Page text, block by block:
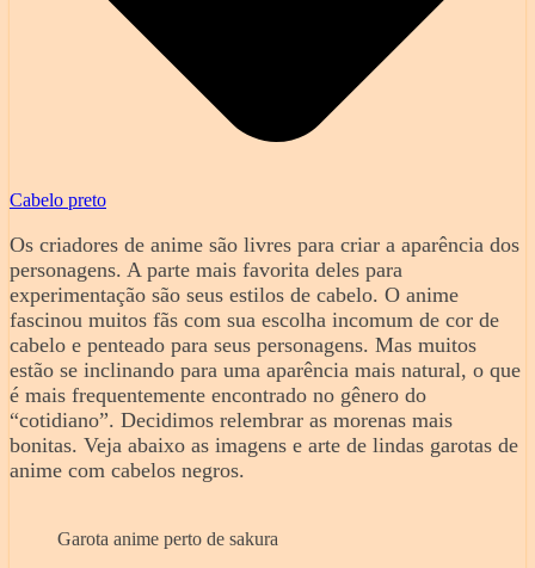
Cabelo preto
Os criadores de anime são livres para criar a aparência dos
personagens. A parte mais favorita deles para
experimentação são seus estilos de cabelo. O anime
fascinou muitos fãs com sua escolha incomum de cor de
cabelo e penteado para seus personagens. Mas muitos
estão se inclinando para uma aparência mais natural, o que
é mais frequentemente encontrado no gênero do
“cotidiano”. Decidimos relembrar as morenas mais
bonitas. Veja abaixo as imagens e arte de lindas garotas de
anime com cabelos negros.
Garota anime perto de sakura